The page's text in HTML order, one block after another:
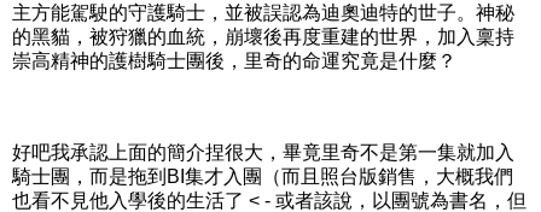
主方能駕駛的守護騎士，並被誤認為迪奧迪特的世子。神秘
的黑貓，被狩獵的血統，崩壞後再度重建的世界，加入稟持
崇高精神的護樹騎士團後，里奇的命運究竟是什麼？
好吧我承認上面的簡介捏很大，畢竟里奇不是第一集就加入
騎士團，而是拖到BI集才入團（而且照台版銷售，大概我們
也看不見他入學後的生活了 < - 或者該說，以團號為書名，但